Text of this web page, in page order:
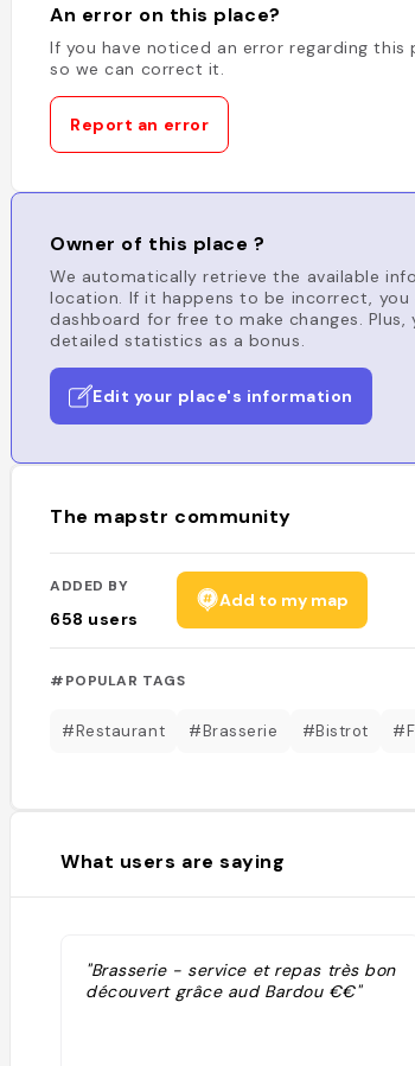
An error on this place?
If you have noticed an error regarding this
so we can correct it.
Report an error
Owner of this place ?
We automatically retrieve the available
location. If it happens to be incorrect,
dashboard for free to make changes.
detailed statistics as a bonus.
Edit your place's information
The mapstr community
ADDED BY
658 users
Add to my map
#POPULAR TAGS
#Restaurant #Brasserie #Bistrot
What users are saying
"Brasserie - service et repas très bon
découvert grâce aud Bardou €€"